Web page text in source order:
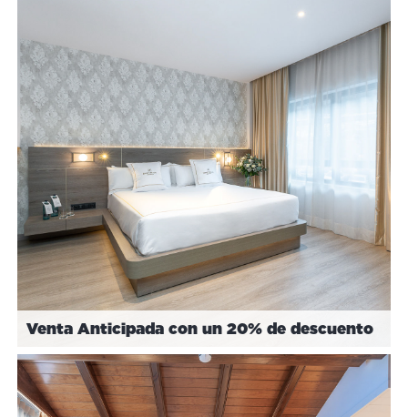
Venta Anticipada con un 20% de descuento